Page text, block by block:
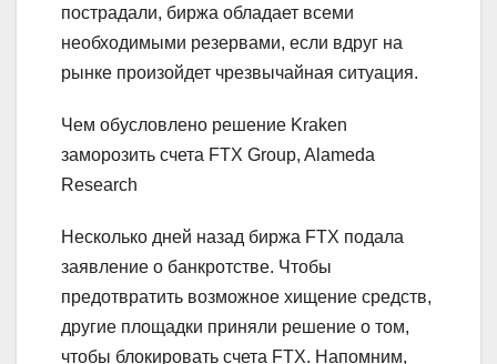
пострадали, биржа обладает всеми
необходимыми резервами, если вдруг на
рынке произойдет чрезвычайная ситуация.
Чем обусловлено решение Kraken
заморозить счета FTX Group, Alameda
Research
Несколько дней назад биржа FTX подала
заявление о банкротстве. Чтобы
предотвратить возможное хищение средств,
другие площадки приняли решение о том,
чтобы блокировать счета FTX. Напомним,